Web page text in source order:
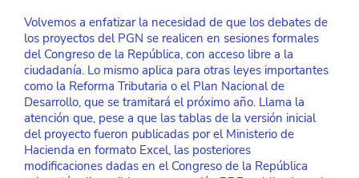
Volvemos a enfatizar la necesidad de que los debates de
los proyectos del PGN se realicen en sesiones formales
del Congreso de la República, con acceso libre a la
ciudadanía. Lo mismo aplica para otras leyes importantes
como la Reforma Tributaria o el Plan Nacional de
Desarrollo, que se tramitará el próximo año. Llama la
atención que, pese a que las tablas de la versión inicial
del proyecto fueron publicadas por el Ministerio de
Hacienda en formato Excel, las posteriores
modificaciones dadas en el Congreso de la República